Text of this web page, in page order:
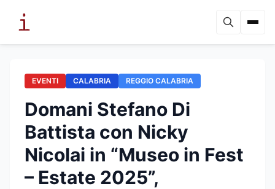
EVENTI CALABRIA REGGIO CALABRIA
Domani Stefano Di
Battista con Nicky
Nicolai in “Museo in Fest
– Estate 2025”,